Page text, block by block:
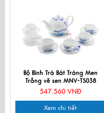
Bộ Bình Trà Bát Tràng Men
Trắng vẽ sen MNV-TS038
547.560 VNĐ
Xem chi tiết